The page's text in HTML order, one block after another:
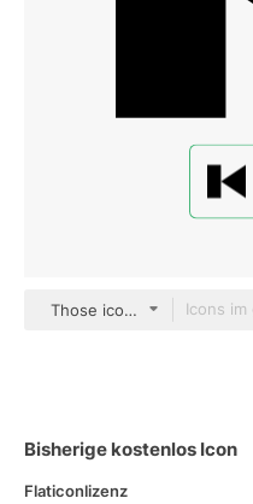
Those icons Fill
Bisherige kostenlos Icon
Flaticonlizenz